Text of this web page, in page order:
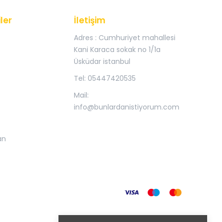
İletişim
Adres : Cumhuriyet mahallesi
Kani Karaca sokak no 1/1a
Üsküdar istanbul
Tel: 05447420535
Mail:
info@bunlardanistiyorum.com